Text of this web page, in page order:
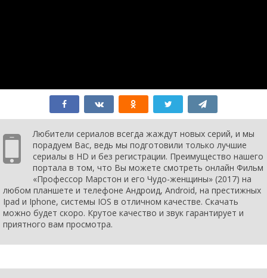
Любители сериалов всегда жаждут новых серий, и мы
порадуем Вас, ведь мы подготовили только лучшие
сериалы в HD и без регистрации. Преимущество нашего
портала в том, что Вы можете смотреть онлайн Фильм
«Профессор Марстон и его Чудо-женщины» (2017) на
любом планшете и телефоне Андроид, Android, на престижных
Ipad и Iphone, системы IOS в отличном качестве. Скачать
можно будет скоро. Крутое качество и звук гарантирует и
приятного вам просмотра.